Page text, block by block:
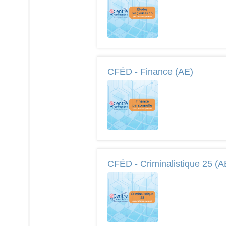
CFÉD - Finance (AE)
CFÉD - Criminalistique 25